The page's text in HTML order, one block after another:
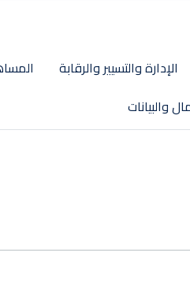
الإدارة والتسيير والرقابة
والبيانات